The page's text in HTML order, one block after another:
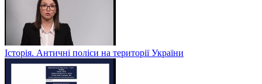
Історія. Античні поліси на території України